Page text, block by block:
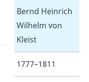
Bernd Heinrich
Wilhelm von
Kleist
1777–1811